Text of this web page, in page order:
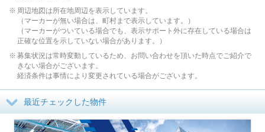
周辺地図は所在地周辺を表示しています。
（マーカーが無い場合は、町村まで表示しています。）
（マーカーがついている場合でも、表示サポート外に存在している場合は
正確な位置を示していない場合があります。）
募集状況は常時変動しているため、お問い合わせを頂いた時点でご紹介で
きない場合がございます。
経済条件は事情により変更されている場合がございます。
最近チェックした物件